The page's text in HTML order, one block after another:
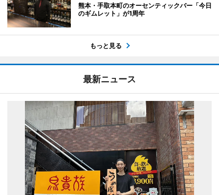
熊本・手取本町のオーセンティックバー「今日
のギムレット」が1周年
もっと見る
最新ニュース